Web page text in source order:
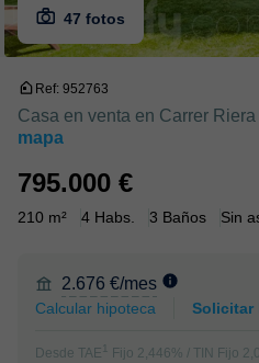
47 fotos
Ref: 952763
Casa en venta en Carrer
mapa
795.000 €
210 m² 4 Habs. 3 Baños Sin
2.676 €/mes
Calcular hipoteca Solicitar
Desde TAE 1
Fijo 2,446% / TIN Fijo